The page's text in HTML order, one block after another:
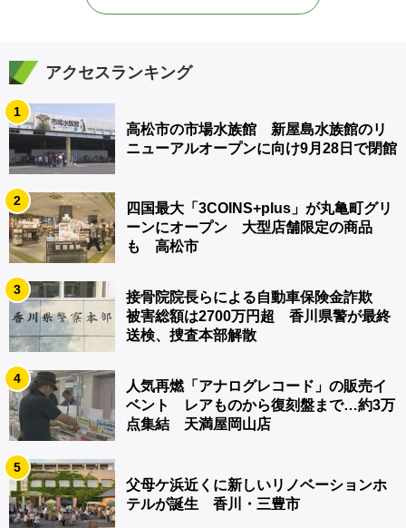
アクセスランキング
1
高松市の市場水族館 新屋島水族館のリ
ニューアルオープンに向け9月28日で閉館
2
四国最大「3COINS+plus」が丸亀町グリ
ーンにオープン 大型店舗限定の商品
も 高松市
3
接骨院院長らによる自動車保険金詐欺
被害総額は2700万円超 香川県警が最終
送検、捜査本部解散
4
人気再燃「アナログレコード」の販売イ
ベント レアものから復刻盤まで…約3万
点集結 天満屋岡山店
5
父母ケ浜近くに新しいリノベーションホ
テルが誕生 香川・三豊市